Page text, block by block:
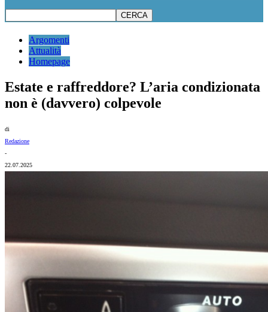
Argomenti
Attualità
Homepage
Estate e raffreddore? L’aria condizionata
non è (davvero) colpevole
di
Redazione
-
22.07.2025